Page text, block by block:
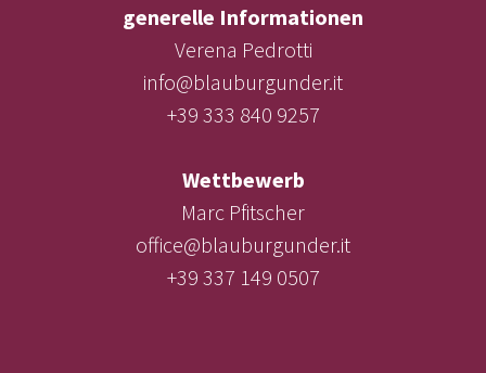
generelle Informationen
Verena Pedrotti
info@blauburgunder.it
+39 333 840 9257
Wettbewerb
Marc Pfitscher
office@blauburgunder.it
+39 337 149 0507